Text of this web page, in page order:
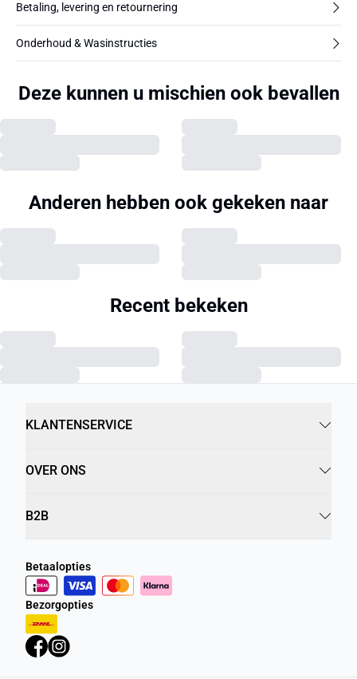
Betaling, levering en retournering
Onderhoud & Wasinstructies
Deze kunnen u mischien ook bevallen
Anderen hebben ook gekeken naar
Recent bekeken
KLANTENSERVICE
OVER ONS
B2B
Betaalopties
Bezorgopties